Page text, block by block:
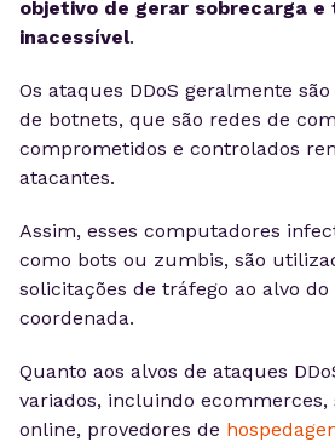
objetivo de gerar sobrecarga
inacessível.
Os ataques DDoS geralmente
de botnets, que são redes de
comprometidos e controlados
atacantes.
Assim, esses computadores
como bots ou zumbis, são
solicitações de tráfego ao alvo
coordenada.
Quanto aos alvos de ataques
variados, incluindo ecommerces,
online, provedores de